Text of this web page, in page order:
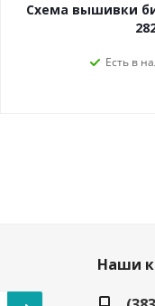
Схема вышивки
Есть в
Наши